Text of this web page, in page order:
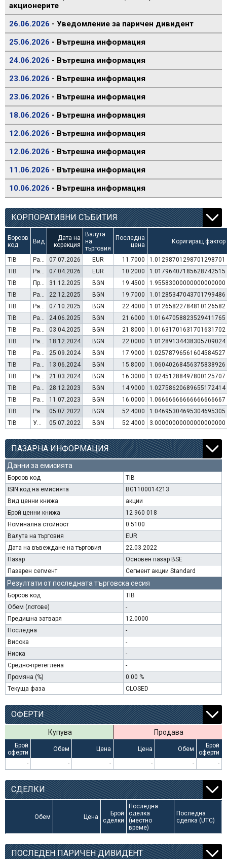
акционерите
26.06.2026 - Уведомление за паричен дивидент
25.06.2026 - Вътрешна информация
24.06.2026 - Вътрешна информация
23.06.2026 - Вътрешна информация
23.06.2026 - Вътрешна информация
18.06.2026 - Вътрешна информация
12.06.2026 - Вътрешна информация
12.06.2026 - Вътрешна информация
11.06.2026 - Вътрешна информация
10.06.2026 - Вътрешна информация
КОРПОРАТИВНИ СЪБИТИЯ
Борсов
код
Вид
Дата на
корекция
Валута
на
търговия
Последна
цена
Коригиращ фактор
TIB Раздаване на дивидент 07.07.2026 EUR 11.7000
1.01298701298701298701
TIB
Раздаване на дивидент 07.04.2026 EUR 10.2000
1.01796407185628742515
TIB
Преминаване към търговия в Евро 31.12.2025 BGN 19.4500
1.95583000000000000000
TIB
Раздаване на дивидент 22.12.2025 BGN 19.7000
1.01285347043701799486
TIB
Раздаване на дивидент 07.10.2025 BGN 22.4000
1.01265822784810126582
TIB
Раздаване на дивидент 24.06.2025 BGN 21.6000
1.01647058823529411765
TIB
Раздаване на дивидент 03.04.2025 BGN 21.8000
1.01631701631701631702
TIB
Раздаване на дивидент 18.12.2024 BGN 22.0000
1.01289134438305709024
TIB
Раздаване на дивидент 25.09.2024 BGN 17.9000
1.02578796561604584527
TIB
Раздаване на дивидент 13.06.2024 BGN 15.8000
1.06040268456375838926
TIB
Раздаване на дивидент 21.03.2024 BGN 16.3000
1.02451288497800125707
TIB
Раздаване на дивидент 28.12.2023 BGN 14.9000
1.02758620689655172414
TIB
Раздаване на дивидент 11.07.2023 BGN 16.0000
1.06666666666666666667
TIB
Раздаване на дивидент 05.07.2022 BGN 52.4000
1.04695304695304695305
TIB
Увеличение на капитал (резерви) 05.07.2022 BGN 52.4000 3.00000000000000000000
ПАЗАРНА ИНФОРМАЦИЯ
Данни за емисията
Борсов код
TIB
ISIN код на емисията
BG1100014213
Вид ценни книжа
акции
Брой ценни книжа
12 960 018
Номинална стойност
0.5100
Валута на търговия
EUR
Дата на въвеждане на търговия
22.03.2022
Пазар
Основен пазар BSE
Пазарен сегмент
Сегмент акции Standard
Резултати от последната търговска сесия
Борсов код
TIB
Обем (лотове)
-
Предишна затваря
12.0000
Последна
-
Висока
-
Ниска
-
Средно-претеглена
-
Промяна (%)
0.00 %
Текуща фаза
CLOSED
ОФЕРТИ
Купува Продава
Брой
оферти
Обем Цена Цена Обем
Брой
оферти
-
- - - - -
СДЕЛКИ
Обем Цена
Брой
сделки
Последна
сделка
(местно
време)
Последна
сделка (UTC)
ПОСЛЕДЕН ПАРИЧЕН ДИВИДЕНТ